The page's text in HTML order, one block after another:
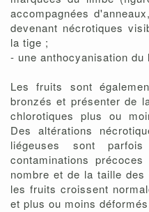
accompagnées
devenant nécrotiques
la tige ;
- une anthocyanisation du
Les fruits sont
bronzés et présenter de
chlorotiques plus ou
Des altérations
liégeuses sont
contaminations
nombre et de la taille
les fruits croissent
et plus ou moins